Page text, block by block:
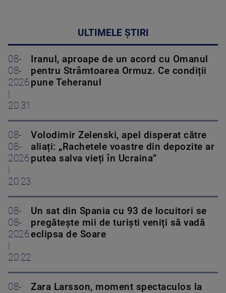
ULTIMELE ȘTIRI
08-
08-
2026
20:31
Iranul, aproape de un acord cu Omanul
pentru Strâmtoarea Ormuz. Ce condiții
pune Teheranul
08-
08-
2026
20:23
Volodimir Zelenski, apel disperat către
aliați: „Rachetele voastre din depozite ar
putea salva vieți în Ucraina”
08-
08-
2026
20:22
Un sat din Spania cu 93 de locuitori se
pregătește mii de turiști veniți să vadă
eclipsa de Soare
08-
Zara Larsson, moment spectaculos la